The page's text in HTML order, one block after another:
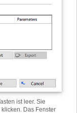
ist leer. Sie
Das Fenster